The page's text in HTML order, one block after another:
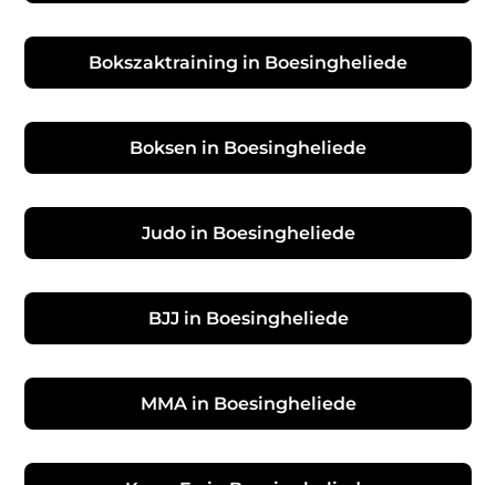
Bokszaktraining in Boesingheliede
Boksen in Boesingheliede
Judo in Boesingheliede
BJJ in Boesingheliede
MMA in Boesingheliede